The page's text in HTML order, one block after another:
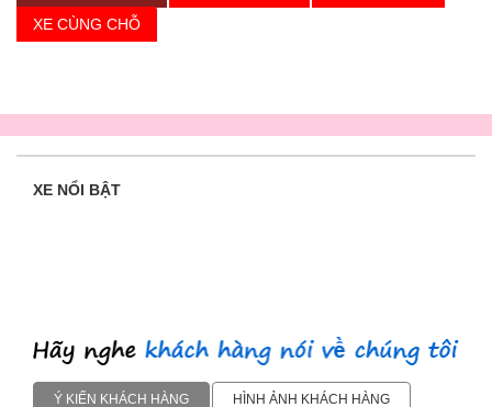
XE CÙNG CHỖ
XE NỔI BẬT
Ý KIẾN KHÁCH HÀNG HÌNH ẢNH KHÁCH HÀNG